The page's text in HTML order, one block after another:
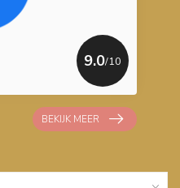
9.0/10
BEKIJK MEER